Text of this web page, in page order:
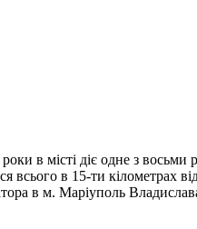
в місті діє одне з
в 15-ти кілометрах
в м. Маріуполь